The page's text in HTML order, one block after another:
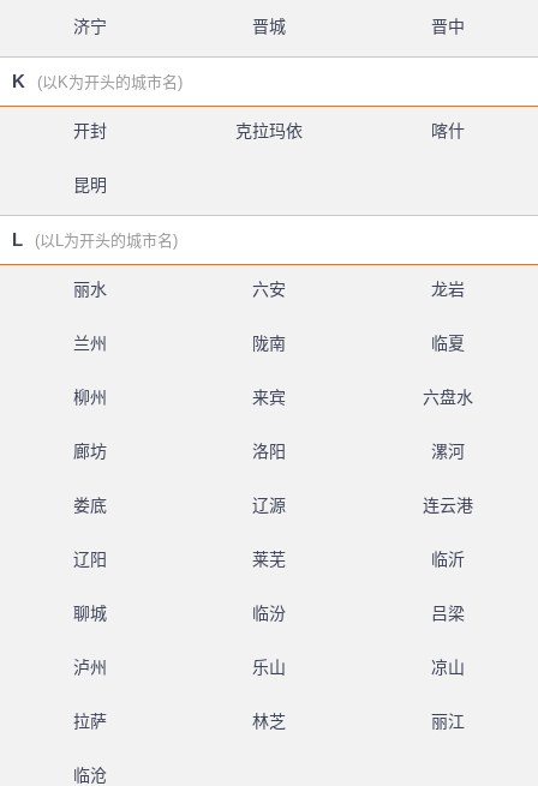
济宁 晋城 晋中
K (以K为开头的城市名)
开封 克拉玛依 喀什
昆明
L (以L为开头的城市名)
丽水 六安 龙岩
兰州 陇南 临夏
柳州 来宾 六盘水
廊坊 洛阳 漯河
娄底 辽源 连云港
辽阳 莱芜 临沂
聊城 临汾 吕梁
泸州 乐山 凉山
拉萨 林芝 丽江
临沧